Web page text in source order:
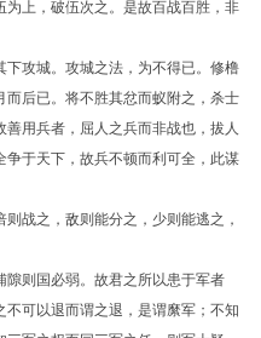
为上，破伍次之。是故百战百胜，非
攻城。攻城之法，为不得已。修橹
后已。将不胜其忿而蚁附之，杀士
用兵者，屈人之兵而非战也，拔人
于天下，故兵不顿而利可全，此谋
战之，敌则能分之，少则能逃之，
隙则国必弱。故君之所以患于军者
可以退而谓之退，是谓縻军；不知